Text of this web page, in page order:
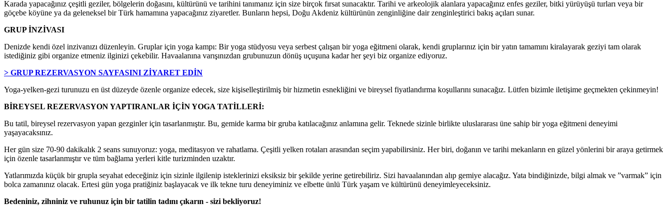
Karada yapacağınız çeşitli geziler, bölgelerin doğasını, kültürünü ve tarihini tanımanız için size birçok fırsat sunacaktır. Tarihi ve arkeolojik alanlara yapacağınız enfes geziler, bitki yürüyüşü turları veya bir
göçebe köyüne ya da geleneksel bir Türk hamamına yapacağınız ziyaretler. Bunların hepsi, Doğu Akdeniz kültürünün zenginliğine dair zenginleştirici bakış açıları sunar.
GRUP İNZİVASI
Denizde kendi özel inzivanızı düzenleyin. Gruplar için yoga kampı: Bir yoga stüdyosu veya serbest çalışan bir yoga eğitmeni olarak, kendi gruplarınız için bir yatın tamamını kiralayarak geziyi tam olarak
istediğiniz gibi organize etmeniz ilginizi çekebilir. Havaalanına varışınızdan grubunuzun dönüş uçuşuna kadar her şeyi biz organize ediyoruz.
> GRUP REZERVASYON SAYFASINI ZİYARET EDİN
Yoga-yelken-gezi turunuzu en üst düzeyde özenle organize edecek, size kişiselleştirilmiş bir hizmetin esnekliğini ve bireysel fiyatlandırma koşullarını sunacağız. Lütfen bizimle iletişime geçmekten çekinmeyin!
BİREYSEL REZERVASYON YAPTIRANLAR İÇİN YOGA TATİLLERİ:
Bu tatil, bireysel rezervasyon yapan gezginler için tasarlanmıştır. Bu, gemide karma bir gruba katılacağınız anlamına gelir. Teknede sizinle birlikte uluslararası üne sahip bir yoga eğitmeni deneyimi
yaşayacaksınız.
Her gün size 70-90 dakikalık 2 seans sunuyoruz: yoga, meditasyon ve rahatlama. Çeşitli yelken rotaları arasından seçim yapabilirsiniz. Her biri, doğanın ve tarihi mekanların en güzel yönlerini bir araya getirmek
için özenle tasarlanmıştır ve tüm bağlama yerleri kitle turizminden uzaktır.
Yatlarımızda küçük bir grupla seyahat edeceğiniz için sizinle ilgilenip isteklerinizi eksiksiz bir şekilde yerine getirebiliriz. Sizi havaalanından alıp gemiye alacağız. Yata bindiğinizde, bilgi almak ve ”varmak” için
bolca zamanınız olacak. Ertesi gün yoga pratiğiniz başlayacak ve ilk tekne turu deneyiminiz ve elbette ünlü Türk yaşam ve kültürünü deneyimleyeceksiniz.
Bedeniniz, zihniniz ve ruhunuz için bir tatilin tadını çıkarın - sizi bekliyoruz!